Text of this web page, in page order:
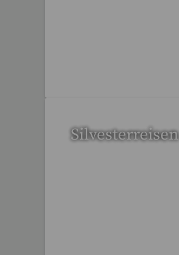
Silvesterreisen